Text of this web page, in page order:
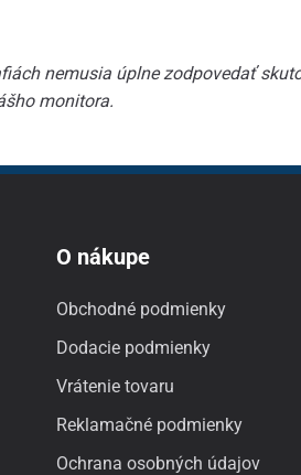
nemusia úplne zodpovedať
monitora.
O nákupe
Obchodné podmienky
Dodacie podmienky
Vrátenie tovaru
Reklamačné podmienky
Ochrana osobných údajov